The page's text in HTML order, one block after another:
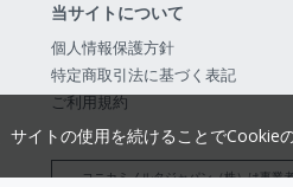
当サイトについて
個人情報保護方針
特定商取引法に基づく表記
ご利用規約
コニカミノルタジャパン（株）は事業
イトの使用を続けることでCookie